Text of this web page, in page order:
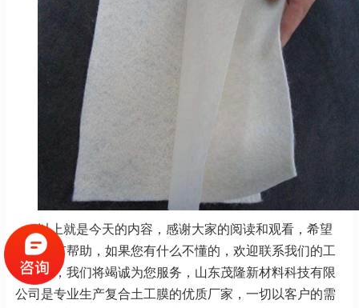
以上就是今天的内容，感谢大家的阅读和观看，希望
对大家有帮助，如果您有什么不懂的，欢迎联系我们的工
作人员，我们将竭诚为您服务，山东茂隆新材料科技有限
公司是专业生产复合土工膜的优质厂家，一切以客户的需